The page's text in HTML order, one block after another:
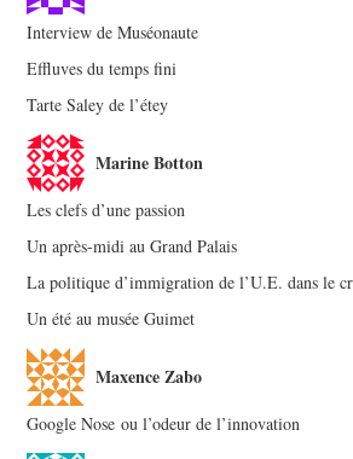
Interview de Muséonaute
Effluves du temps fini
Tarte Saley de l’étey
Marine Botton
Les clefs d’une passion
Un après-midi au Grand Palais
La politique d’immigration de l’U.E. dans le
Un été au musée Guimet
Maxence Zabo
Google Nose ou l’odeur de l’innovation